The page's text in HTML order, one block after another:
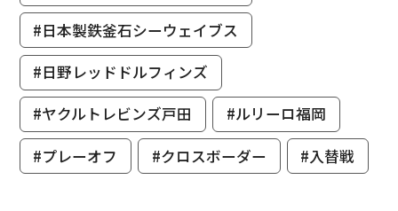
#日本製鉄釜石シーウェイブス
#日野レッドドルフィンズ
#ヤクルトレビンズ戸田
#ルリーロ福岡
#プレーオフ
#クロスボーダー #入替戦